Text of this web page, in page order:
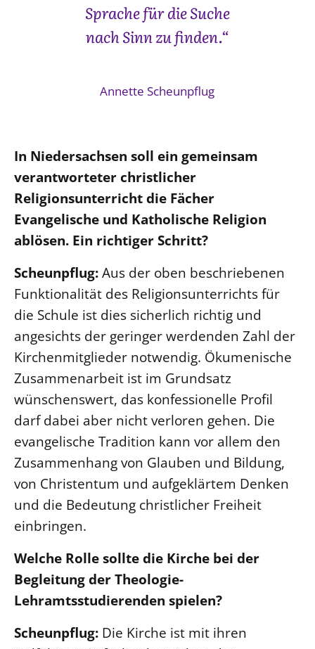
Sprache für die Suche
nach Sinn zu finden.“
Annette Scheunpflug
In Niedersachsen soll ein gemeinsam
verantworteter christlicher
Religionsunterricht die Fächer
Evangelische und Katholische Religion
ablösen. Ein richtiger Schritt?
Scheunpflug:Aus der oben beschriebenen
Funktionalität des Religionsunterrichts für
die Schule ist dies sicherlich richtig und
angesichts der geringer werdenden Zahl der
Kirchenmitglieder notwendig. Ökumenische
Zusammenarbeit ist im Grundsatz
wünschenswert, das konfessionelle Profil
darf dabei aber nicht verloren gehen. Die
evangelische Tradition kann vor allem den
Zusammenhang von Glauben und Bildung,
von Christentum und aufgeklärtem Denken
und die Bedeutung christlicher Freiheit
einbringen.
Welche Rolle sollte die Kirche bei der
Begleitung der Theologie-
Lehramtsstudierenden spielen?
Scheunpflug: Die Kirche ist mit ihren